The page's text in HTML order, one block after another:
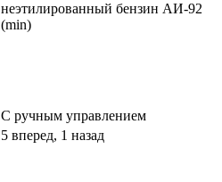
неэтилированный бензин АИ-92
(min)
С ручным управлением
5 вперед, 1 назад